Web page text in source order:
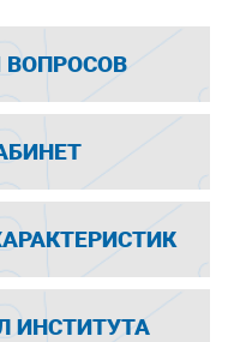
ВОПРОСОВ
ИНСТИТУТА